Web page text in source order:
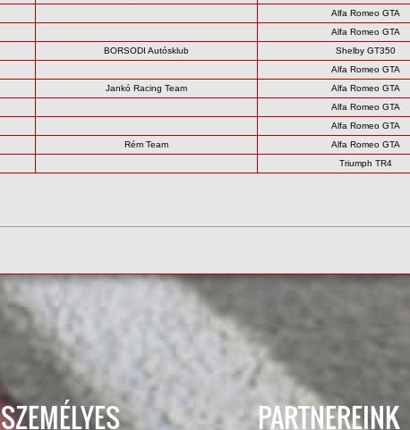
Alfa Romeo GTA
Alfa Romeo GTA
BORSODI Autósklub Shelby GT350
Alfa Romeo GTA
Jankó Racing Team Alfa Romeo GTA
Alfa Romeo GTA
Alfa Romeo GTA
Rém Team Alfa Romeo GTA
Triumph TR4
SZEMÉLYES PARTNEREINK